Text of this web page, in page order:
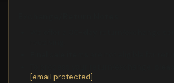
[email protected]